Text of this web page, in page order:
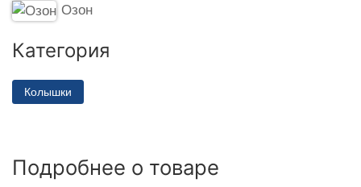
Озон
Категория
Колышки
Подробнее о товаре